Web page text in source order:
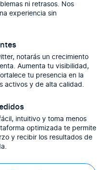
ni retrasos. Nos
experiencia sin
notarás un crecimiento
Aumenta tu visibilidad,
tu presencia en la
activos y de alta calidad.
intuitivo y toma menos
optimizada te permite
y recibir los resultados de